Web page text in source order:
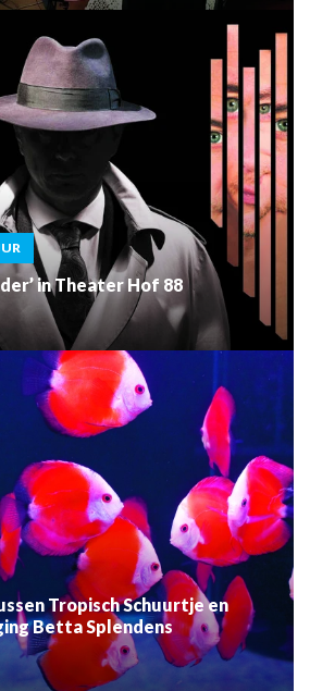
in Theater Hof 88
Tropisch Schuurtje en
Betta Splendens